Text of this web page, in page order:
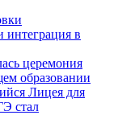
интеграция в
церемония
образовании
Лицея для
стал